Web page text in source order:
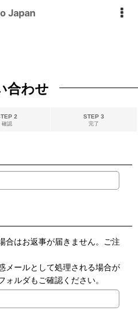
Japan
合わせ
2
確認
STEP 3
完了
合はお返事が届きません。ご注
メールとして処理される場合が
ルダもご確認ください。